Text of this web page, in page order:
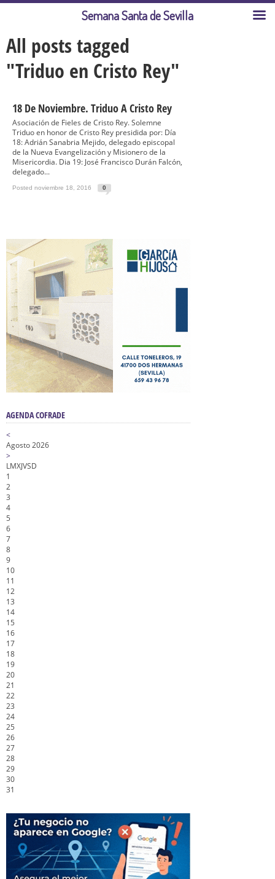
All posts tagged
"Triduo en Cristo Rey"
18 De Noviembre. Triduo A Cristo Rey
Asociación de Fieles de Cristo Rey. Solemne
Triduo en honor de Cristo Rey presidida por: Día
18: Adrián Sanabria Mejido, delegado episcopal
de la Nueva Evangelización y Misionero de la
Misericordia. Dia 19: José Francisco Durán Falcón,
delegado...
Posted noviembre 18, 2016 0
AGENDA COFRADE
<
Agosto 2026
>
LMXJVSD
1
2
3
4
5
6
7
8
9
10
11
12
13
14
15
16
17
18
19
20
21
22
23
24
25
26
27
28
29
30
31
Semana Santa de Sevilla